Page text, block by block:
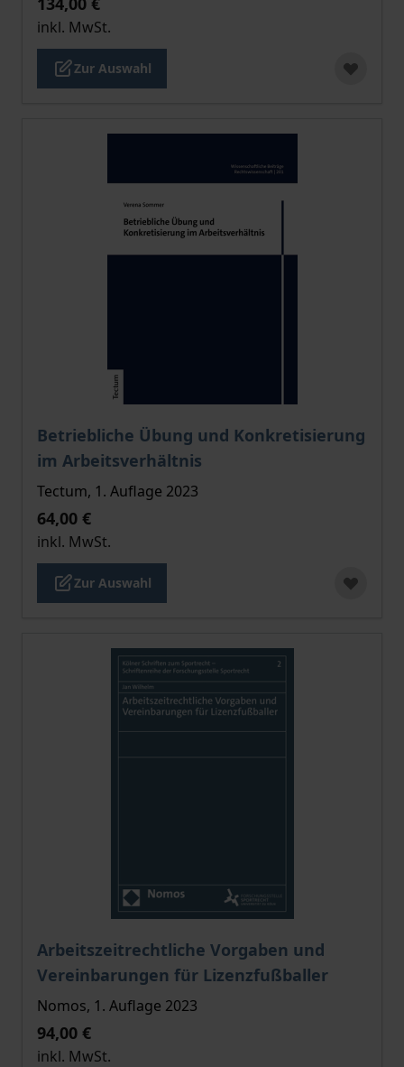
inkl. MwSt.
Zur Auswahl
Betriebliche Übung und Konkretisierung
im Arbeitsverhältnis
Der Preis dieses Titels richtet sich nach der
Tectum, 1. Auflage 2023
64,00 €
inkl. MwSt.
Zur Auswahl
Arbeitszeitrechtliche Vorgaben und
Vereinbarungen für Lizenzfußballer
Der Preis dieses Titels richtet sich nach der
Nomos, 1. Auflage 2023
94,00 €
inkl. MwSt.